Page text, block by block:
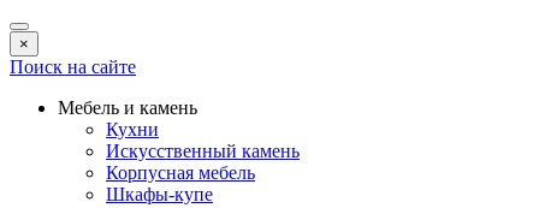
×
Поиск на сайте
Мебель и камень
Кухни
Искусственный камень
Корпусная мебель
Шкафы-купе